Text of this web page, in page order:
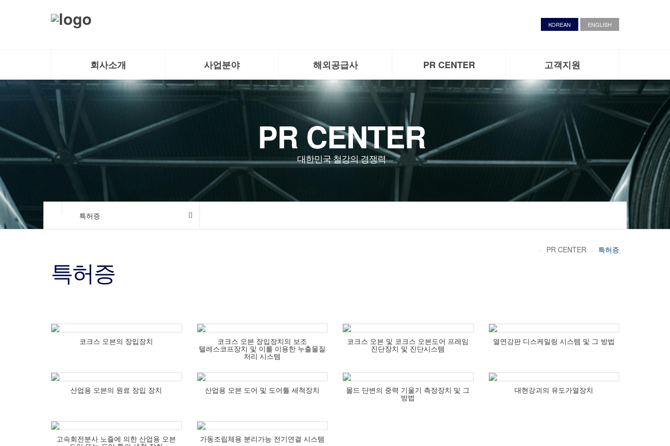
KOREAN ENGLISH
회사소개 사업분야 해외공급사 PR CENTER 고객지원
PR CENTER
대한민국 철강의 경쟁력
특허증
> PR CENTER > 특허증
특허증
코크스 오븐의 장입장치 코크스 오븐 장입장치의 보조
텔레스코프장치 및 이를 이용한 누출물질
처리 시스템
코크스 오븐 및 코크스 오븐도어 프레임
진단장치 및 진단시스템
열연강판 디스케일링 시스템 및 그 방법
산업용 오븐의 원료 장입 장치 산업용 오븐 도어 및 도어틀 세척장치 몰드 단변의 중력 기울기 측정장치 및 그
방법
대현강괴의 유도가열장치
고속회전분사 노즐에 의한 산업용 오븐 가동조립체용 분리가능 전기연결 시스템